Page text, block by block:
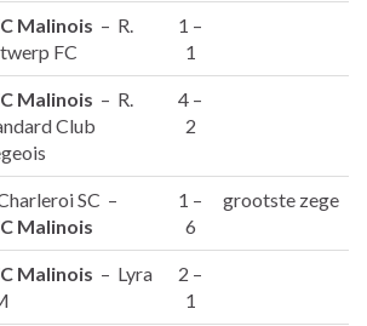
Malinois – R.
FC
1 –
1
Malinois – R.
Club
4 –
2
SC –
Malinois
1 –
6
grootste zege
Malinois – Lyra
2 –
1